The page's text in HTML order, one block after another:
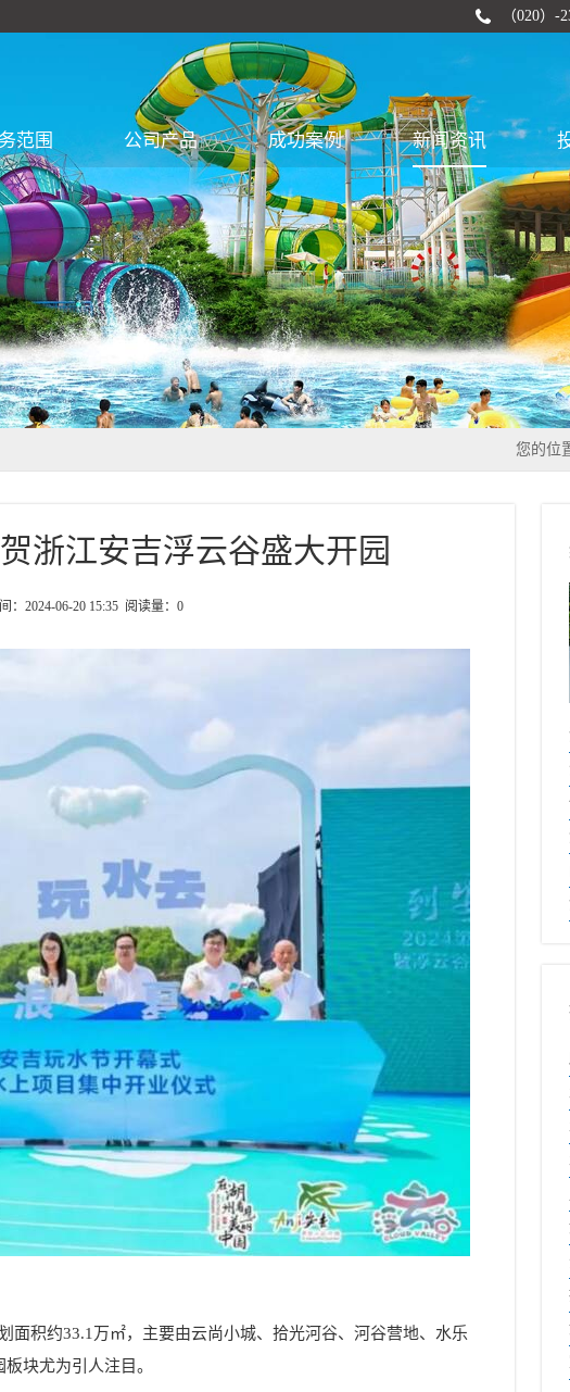
（020）
范围 公司产品 成功案例 新闻资讯
您的位
浙江安吉浮云谷盛大开园
2024-06-20 15:35 阅读量： 0
积约33.1万㎡，主要由云尚小城、拾光河谷、河谷营地、水乐
块尤为引人注目。